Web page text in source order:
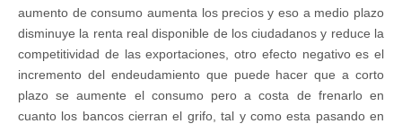
aumento de consumo aumenta los precios y eso a medio plazo
disminuye la renta real disponible de los ciudadanos y reduce la
competitividad de las exportaciones, otro efecto negativo es el
incremento del endeudamiento que puede hacer que a corto
plazo se aumente el consumo pero a costa de frenarlo en
cuanto los bancos cierran el grifo, tal y como esta pasando en